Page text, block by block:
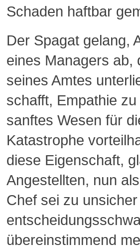
Schaden haftbar
Der Spagat gelang,
eines Managers ab,
seines Amtes
schafft, Empathie
sanftes Wesen für
Katastrophe
diese Eigenschaft,
Angestellten, nun
Chef sei zu
übereinstimmend